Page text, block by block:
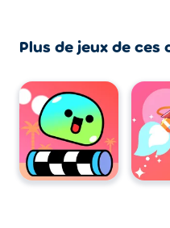
mobiles comme les
Plus de jeux de ces